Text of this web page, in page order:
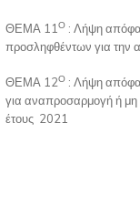
ΘΕΜΑ 11 Ο: Λήψη
προσληφθέντων για την
ΘΕΜΑ 12Ο: Λήψη
για αναπροσαρμογή ή
έτους 2021